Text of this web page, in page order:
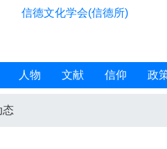
信德文化学会(信德所)
人物 文献 信仰 政
态